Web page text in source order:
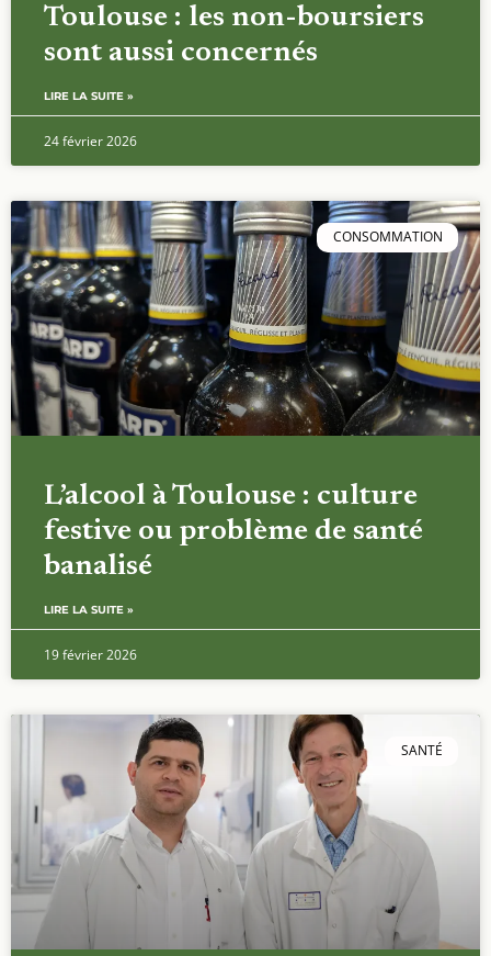
Toulouse : les non-boursiers
sont aussi concernés
LIRE LA SUITE »
24 février 2026
CONSOMMATION
L’alcool à Toulouse : culture
festive ou problème de santé
banalisé
LIRE LA SUITE »
19 février 2026
SANTÉ